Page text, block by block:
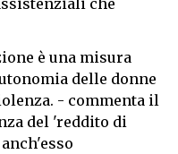
che
è una misura
delle donne
- commenta il
del 'reddito di